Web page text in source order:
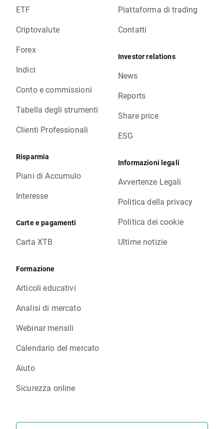
ETF
Criptovalute
Forex
Indici
Conto e commissioni
Tabella degli strumenti
Clienti Professionali
Risparmia
Piani di Accumulo
Interesse
Carte e pagamenti
Carta XTB
Formazione
Articoli educativi
Analisi di mercato
Webinar mensili
Calendario del mercato
Aiuto
Sicurezza online
Piattaforma di trading
Contatti
Investor relations
News
Reports
Share price
ESG
Informazioni legali
Avvertenze Legali
Politica della privacy
Politica dei cookie
Ultime notizie